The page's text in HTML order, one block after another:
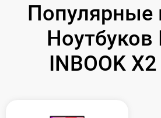
Популярные
Ноутбуков
INBOOK